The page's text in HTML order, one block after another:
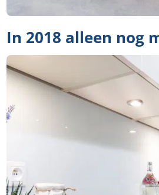
In 2018 alleen nog